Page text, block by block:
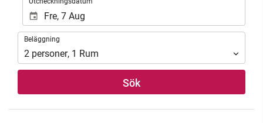
Beläggning
Beläggning
2 personer, 1 Rum
Sök